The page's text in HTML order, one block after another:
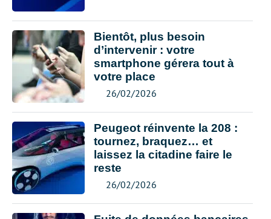
Bientôt, plus besoin
d’intervenir : votre
smartphone gérera tout à
votre place
26/02/2026
Peugeot réinvente la 208 :
tournez, braquez… et
laissez la citadine faire le
reste
26/02/2026